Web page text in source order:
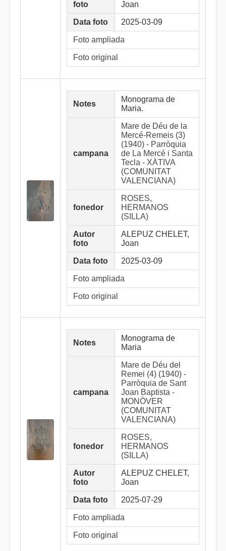
foto Joan
Data foto 2025-03-09
Foto ampliada
Foto original
Notes
Monograma de
Maria.
campana
Mare de Déu de la
Mercé-Remeis (3)
(1940) - Parròquia
de La Mercé i Santa
Tecla - XÀTIVA
(COMUNITAT
VALENCIANA)
fonedor
ROSES,
HERMANOS
(SILLA)
Autor
foto
ALEPUZ CHELET,
Joan
Data foto 2025-03-09
Foto ampliada
Foto original
Notes
Monograma de
Maria
campana
Mare de Déu del
Remei (4) (1940) -
Parròquia de Sant
Joan Baptista -
MONÒVER
(COMUNITAT
VALENCIANA)
fonedor
ROSES,
HERMANOS
(SILLA)
Autor
foto
ALEPUZ CHELET,
Joan
Data foto 2025-07-29
Foto ampliada
Foto original